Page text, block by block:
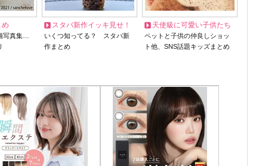
め
写真集…
スタバ新作イッキ見せ！
いくつ知ってる？ スタバ新
作まとめ
天使級に可愛い子供たち
ペットと子供の仲良しショッ
ト他、SNS話題キッズまとめ